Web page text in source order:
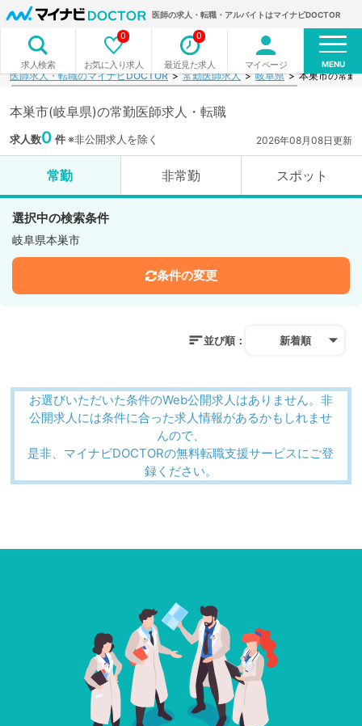
医師の求人・転職・アルバイトはマイナビDOCTOR
求人検索 お気に入り求人
0
最近見た求人
0
マイページ MENU
医師求人・転職のマイナビDOCTOR 常勤医師求人 岐阜県 本巣市の常勤
本巣市(岐阜県)の常勤医師求人・転職
求人数0 件※非公開求人を除く 2026年08月08日更新
常勤 非常勤 スポット
選択中の検索条件
岐阜県本巣市
条件の変更
並び順： 新着順
お選びいただいた条件のWeb公開求人はありません。非
公開求人には条件に合った求人情報があるかもしれませ
んので、
是非、マイナビDOCTORの無料転職支援サービスにご登
録ください。